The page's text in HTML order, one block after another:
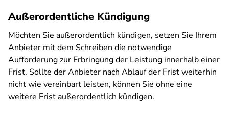
Außerordentliche Kündigung
Möchten Sie außerordentlich kündigen, setzen Sie Ihrem
Anbieter mit dem Schreiben die notwendige
Aufforderung zur Erbringung der Leistung innerhalb einer
Frist. Sollte der Anbieter nach Ablauf der Frist weiterhin
nicht wie vereinbart leisten, können Sie ohne eine
weitere Frist außerordentlich kündigen.